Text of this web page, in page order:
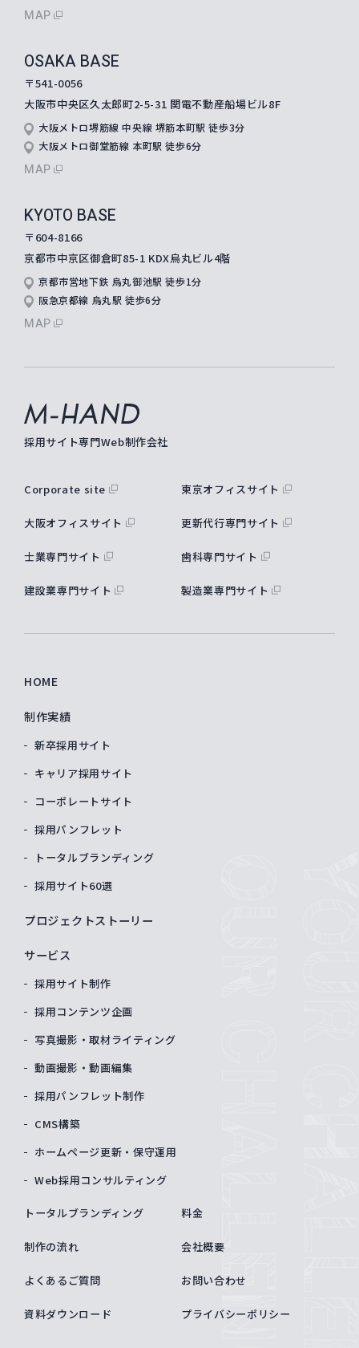
MAP
OSAKA BASE
〒541-0056
大阪市中央区久太郎町2-5-31 関電不動産船場ビル8F
大阪メトロ堺筋線 中央線 堺筋本町駅 徒歩3分
大阪メトロ御堂筋線 本町駅 徒歩6分
MAP
KYOTO BASE
〒604-8166
京都市中京区御倉町85-1 KDX烏丸ビル4階
京都市営地下鉄 烏丸御池駅 徒歩1分
阪急京都線 烏丸駅 徒歩6分
MAP
M-hand
採用サイト専門Web制作会社
Corporate site 東京オフィスサイト
大阪オフィスサイト 更新代行専門サイト
士業専門サイト 歯科専門サイト
建設業専門サイト 製造業専門サイト
HOME
制作実績
新卒採用サイト
キャリア採用サイト
コーポレートサイト
採用パンフレット
トータルブランディング
採用サイト60選
プロジェクトストーリー
サービス
採用サイト制作
採用コンテンツ企画
写真撮影・取材ライティング
動画撮影・動画編集
採用パンフレット制作
CMS構築
ホームページ更新・保守運用
Web採用コンサルティング
トータルブランディング 料金
制作の流れ 会社概要
よくあるご質問 お問い合わせ
資料ダウンロード プライバシーポリシー